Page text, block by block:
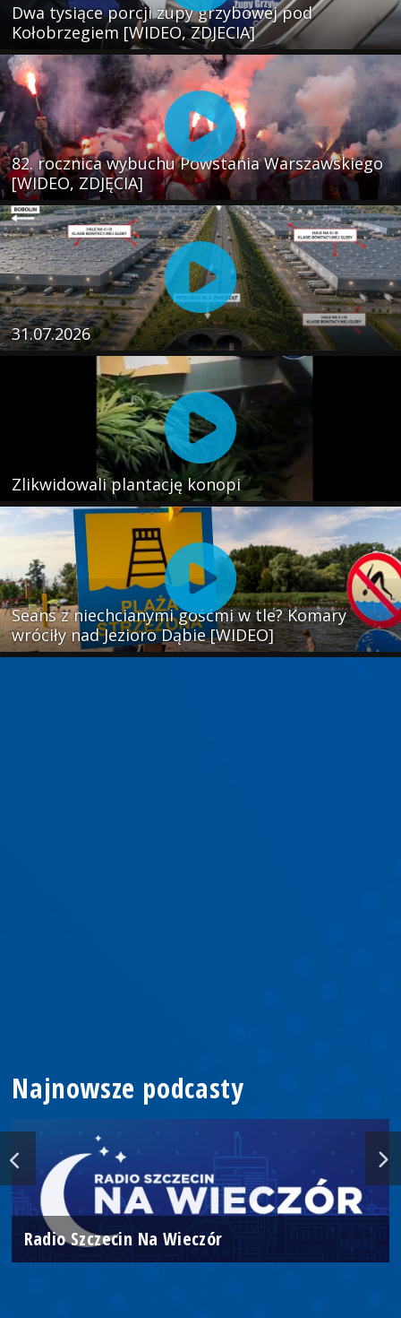
Dwa tysiące porcji zupy grzybowej pod
Kołobrzegiem [WIDEO, ZDJECIA]
82. rocznica wybuchu Powstania Warszawskiego
[WIDEO, ZDJĘCIA]
31.07.2026
Zlikwidowali plantację konopi
Seans z niechcianymi gośćmi w tle? Komary
wróciły nad Jezioro Dąbie [WIDEO]
Najnowsze podcasty
Radio Szczecin Na Wieczór